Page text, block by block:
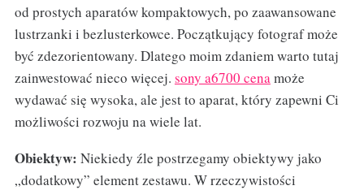
od prostych aparatów kompaktowych, po zaawansowane
lustrzanki i bezlusterkowce. Początkujący fotograf może
być zdezorientowany. Dlatego moim zdaniem warto tutaj
zainwestować nieco więcej. sony a6700 cenamoże
wydawać się wysoka, ale jest to aparat, który zapewni Ci
możliwości rozwoju na wiele lat.
Obiektyw: Niekiedy źle postrzegamy obiektywy jako
„dodatkowy” element zestawu. W rzeczywistości